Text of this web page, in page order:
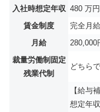
入社時想定年収 480 万
賃金制度
完全月
月給
280,000
裁量労働制固定
残業代制
どちら
【給与
想定年